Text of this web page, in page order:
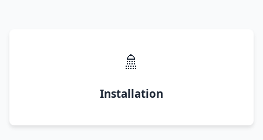
🚿
Installation